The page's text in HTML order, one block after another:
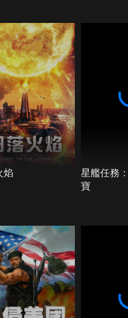
處可去，他利用這
大軍集結成軍，地球
焰
星艦任務
寶